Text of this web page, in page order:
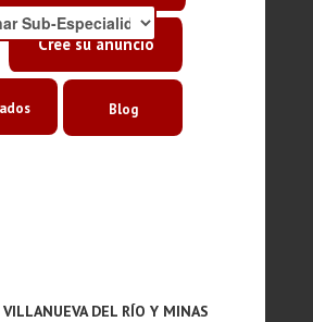
Cree su anuncio
Blog
DEL RÍO Y MINAS